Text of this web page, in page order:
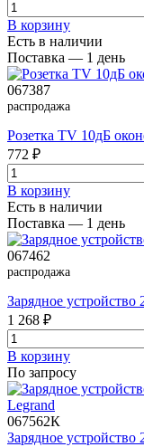
В корзинy
Есть в наличии
Поставка — 1 день
067387
распродажа
Розетка TV 10дБ
772 ₽
В корзинy
Есть в наличии
Поставка — 1 день
067462
распродажа
Зарядное
1 268 ₽
В корзинy
По запросу
067562К
Зарядное